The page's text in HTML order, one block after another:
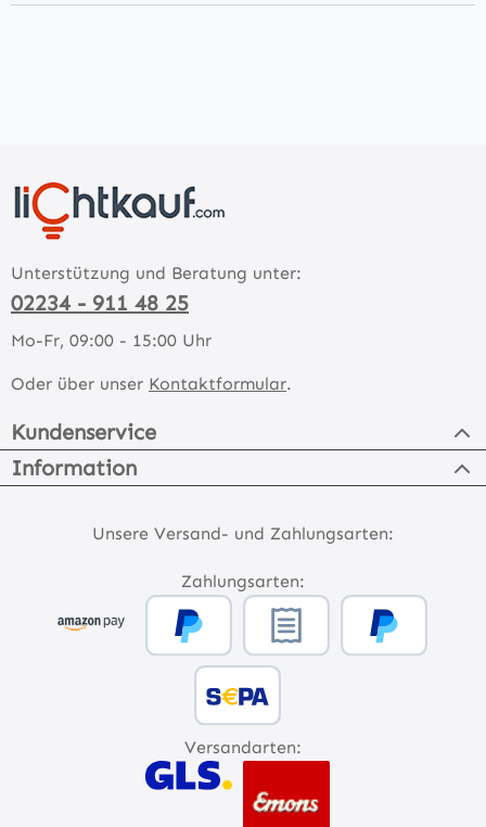
Unterstützung und Beratung unter:
02234 - 911 48 25
Mo-Fr, 09:00 - 15:00 Uhr
Oder über unser Kontaktformular.
Kundenservice
Information
Unsere Versand- und Zahlungsarten:
Zahlungsarten:
Versandarten: